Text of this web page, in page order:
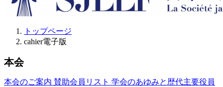
トップページ
cahier電子版
本会
本会のご案内 賛助会員リスト 学会のあゆみと歴代主要役員